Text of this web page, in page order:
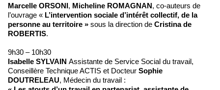
Marcelle ORSONI, Micheline ROMAGNAN, co-auteurs de
l’ouvrage « L’intervention sociale d’intérêt collectif, de la
personne au territoire » sous la direction de Cristina de
ROBERTIS.
9h30 – 10h30
Isabelle SYLVAIN Assistante de Service Social du travail,
Conseillère Technique ACTIS et Docteur Sophie
DOUTRELEAU, Médecin du travail :